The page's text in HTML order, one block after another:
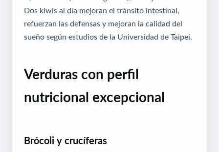
Dos kiwis al día mejoran el tránsito intestinal,
refuerzan las defensas y mejoran la calidad del
sueño según estudios de la Universidad de Taipei.
Verduras con perfil
nutricional excepcional
Brócoli y crucíferas